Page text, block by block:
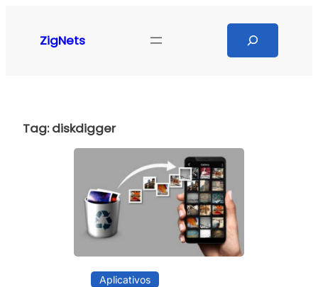
ZigNets
Tag:diskdigger
Aplicativos